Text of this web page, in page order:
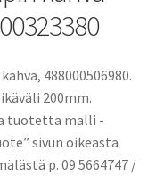
488000506980.
200mm.
tuotetta malli -
sivun oikeasta
p. 09 5664747 /